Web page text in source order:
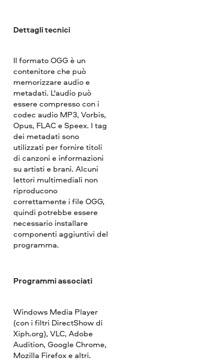
Dettagli tecnici
Il formato OGG è un
contenitore che può
memorizzare audio e
metadati. L'audio può
essere compresso con i
codec audio MP3, Vorbis,
Opus, FLAC e Speex. I tag
dei metadati sono
utilizzati per fornire titoli
di canzoni e informazioni
su artisti e brani. Alcuni
lettori multimediali non
riproducono
correttamente i file OGG,
quindi potrebbe essere
necessario installare
componenti aggiuntivi del
programma.
Programmi associati
Windows Media Player
(con i filtri DirectShow di
Xiph.org), VLC, Adobe
Audition, Google Chrome,
Mozilla Firefox e altri.